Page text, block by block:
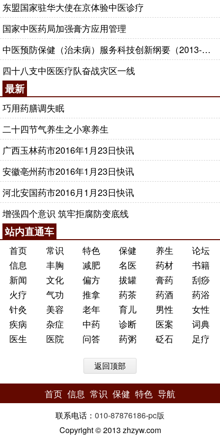
东盟国家驻华大使在京体验中医诊疗
国家中医药局加强膏方应用管理
中医预防保健（治未病）服务科技创新纲要（2013-2020年）
四十八支中医医疗队奋战灾区一线
最新
巧用药膳调失眠
二十四节气养生之小寒养生
广西玉林药市2016年1月23日快讯
安徽亳州药市2016年1月23日快讯
河北安国药市2016月1月23日快讯
增强四个意识 筑牢拒腐防变底线
站内直通车
首页 常识 特色 保健 养生
论坛
信息
丰胸 减肥 名医 药材
书籍
新闻
文化 偏方 拔罐 膏药
刮痧
火疗
气功 推拿 药茶 药酒
药浴
针灸
美容 老年 育儿 男性
女性
疾病
杂症 中药 诊断 医案
词典
医生
医院 问答 药粥 砭石 足疗
返回顶部
首页 信息 常识 保健 特色 导航
联系电话： 010-87876186-pc版
Copyright © 2013 zhzyw.com